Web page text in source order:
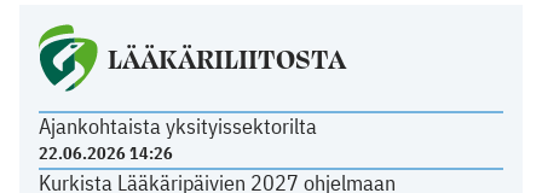
LÄÄKÄRILIITOSTA
Ajankohtaista yksityissektorilta
22.06.2026 14:26
Kurkista Lääkäripäivien 2027 ohjelmaan